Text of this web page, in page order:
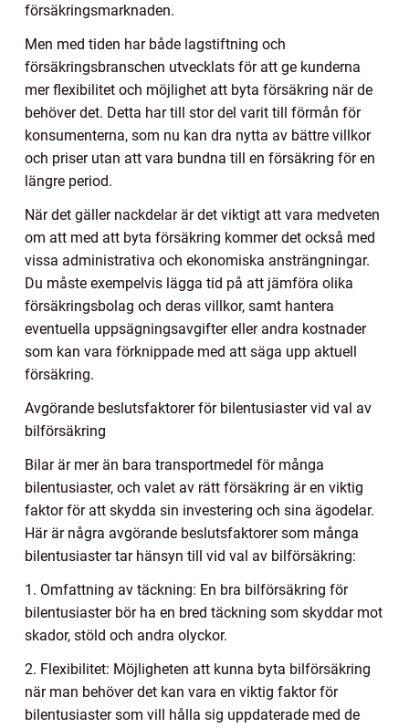
försäkringsmarknaden.
Men med tiden har både lagstiftning och
försäkringsbranschen utvecklats för att ge kunderna
mer flexibilitet och möjlighet att byta försäkring när de
behöver det. Detta har till stor del varit till förmån för
konsumenterna, som nu kan dra nytta av bättre villkor
och priser utan att vara bundna till en försäkring för en
längre period.
När det gäller nackdelar är det viktigt att vara medveten
om att med att byta försäkring kommer det också med
vissa administrativa och ekonomiska ansträngningar.
Du måste exempelvis lägga tid på att jämföra olika
försäkringsbolag och deras villkor, samt hantera
eventuella uppsägningsavgifter eller andra kostnader
som kan vara förknippade med att säga upp aktuell
försäkring.
Avgörande beslutsfaktorer för bilentusiaster vid val av
bilförsäkring
Bilar är mer än bara transportmedel för många
bilentusiaster, och valet av rätt försäkring är en viktig
faktor för att skydda sin investering och sina ägodelar.
Här är några avgörande beslutsfaktorer som många
bilentusiaster tar hänsyn till vid val av bilförsäkring:
1. Omfattning av täckning: En bra bilförsäkring för
bilentusiaster bör ha en bred täckning som skyddar mot
skador, stöld och andra olyckor.
2. Flexibilitet: Möjligheten att kunna byta bilförsäkring
när man behöver det kan vara en viktig faktor för
bilentusiaster som vill hålla sig uppdaterade med de